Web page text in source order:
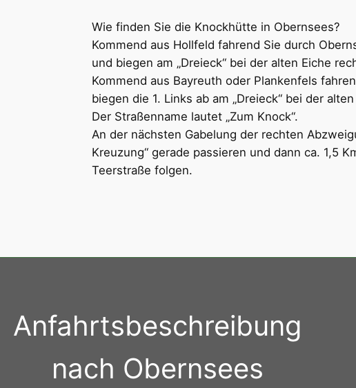
Wie finden Sie die Knockhütte in Obernsees?
Kommend aus Hollfeld fahrend Sie durch
und biegen am „Dreieck“ bei der alten Eiche
Kommend aus Bayreuth oder Plankenfels
biegen die 1. Links ab am „Dreieck“ bei der
Der Straßenname lautet „Zum Knock“.
An der nächsten Gabelung der rechten
Kreuzung“ gerade passieren und dann ca. 1,5
Teerstraße folgen.
Anfahrtsbeschreibung
nach Obernsees